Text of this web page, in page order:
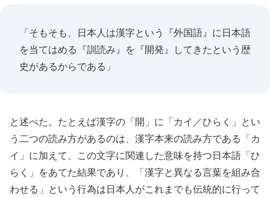
「そもそも、日本人は漢字という『外国語』に日本語
を当てはめる『訓読み』を『開発』してきたという歴
史があるからである」
と述べた。たとえば漢字の「開」に「カイ／ひらく」とい
う二つの読み方があるのは、漢字本来の読み方である「カ
イ」に加えて、この文字に関連した意味を持つ日本語「ひ
らく」をあてた結果であり、「漢字と異なる言葉を組み合
わせる」という行為は日本人がこれまでも伝統的に行って